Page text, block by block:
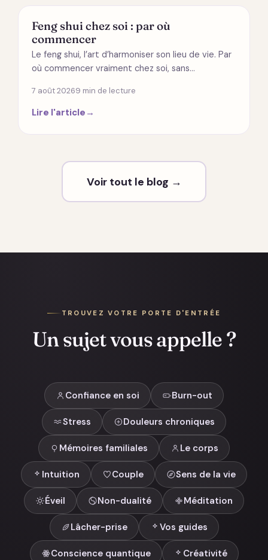
MODES DE VIE
Feng shui chez soi : par où
commencer
Le feng shui, l’art d’harmoniser son lieu de vie. Par
où commencer vraiment chez soi, sans…
7 août 20269 min de lecture
Lire l'article →
Voir tout le blog →
TROUVEZ VOTRE PORTE D'ENTRÉE
Un sujet vous appelle ?
Confiance en soi Burn-out
Stress Douleurs chroniques
Mémoires familiales Le corps
Intuition Couple Sens de la vie
Éveil Non-dualité Méditation
Lâcher-prise Vos guides
Conscience quantique Créativité